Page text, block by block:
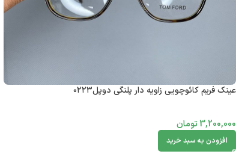
عینک فریم کائوچویی زاویه دار پلنگی دوپل۰۲۲۳
3,200,000تومان
افزودن به سبد خرید